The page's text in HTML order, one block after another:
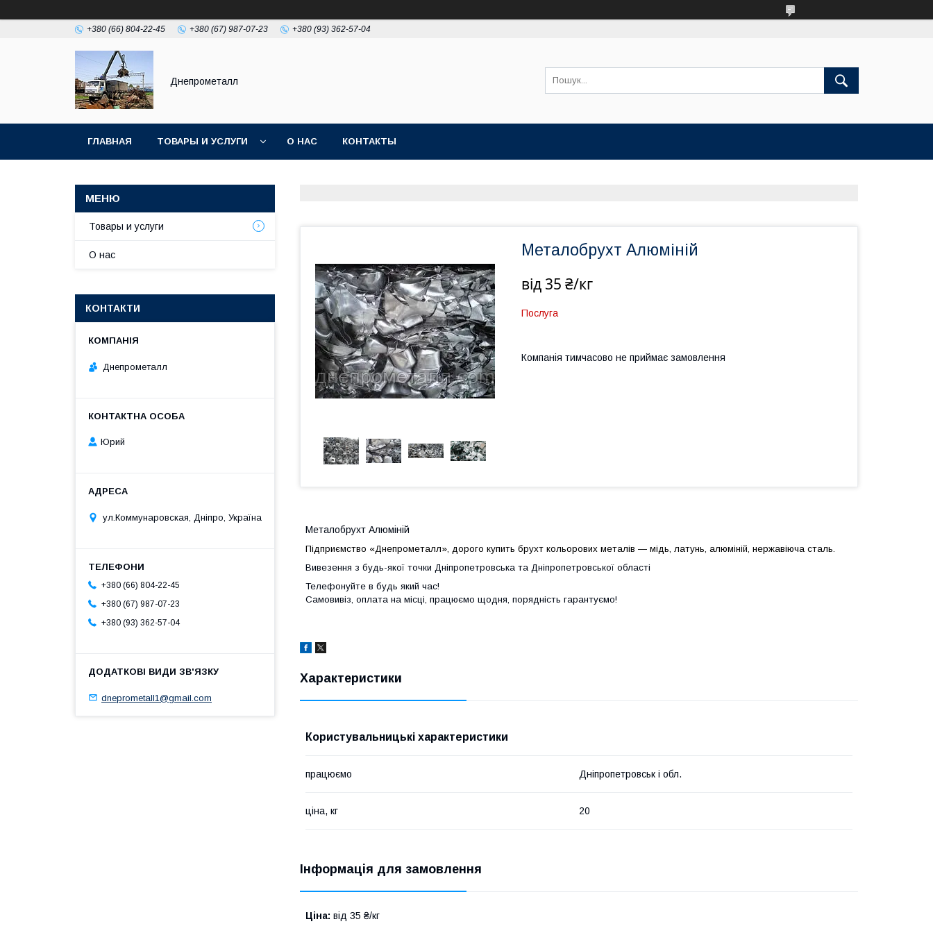
+380 (66) 804-22-45 +380 (67) 987-07-23 +380 (93) 362-57-04
Днепрометалл
ГЛАВНАЯ ТОВАРЫ И УСЛУГИ О НАС КОНТАКТЫ
Металобрухт Алюміній
від 35 ₴/кг
Послуга
Компанія тимчасово не приймає замовлення
Металобрухт Алюміній
Підприємство «Днепрометалл», дорого купить брухт кольорових металів ― мідь, латунь, алюміній, нержавіюча сталь.
Вивезення з будь-якої точки Дніпропетровська та Дніпропетровської області
Телефонуйте в будь який час!
Самовивіз, оплата на місці, працюємо щодня, порядність гарантуємо!
Характеристики
Користувальницькі характеристики
працюємо Дніпропетровськ і обл.
ціна, кг 20
Інформація для замовлення
Ціна: від 35 ₴/кг
Товары и услуги
О нас
КОНТАКТИ
Днепрометалл
Юрий
ул.Коммунаровская, Дніпро, Україна
+380 (66) 804-22-45
+380 (67) 987-07-23
+380 (93) 362-57-04
dneprometall1@gmail.com